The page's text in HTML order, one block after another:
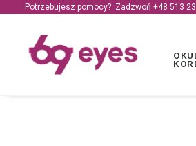
Potrzebujesz pomocy? Zadzwoń +48 513